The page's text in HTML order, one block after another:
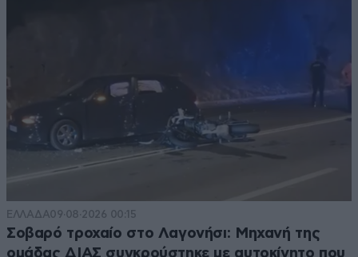
ΕΛΛΑΔΑ09·08·2026 00:15
Σοβαρό τροχαίο στο Λαγονήσι: Μηχανή της
ομάδας ΔΙΑΣ συγκρούστηκε με αυτοκίνητο που